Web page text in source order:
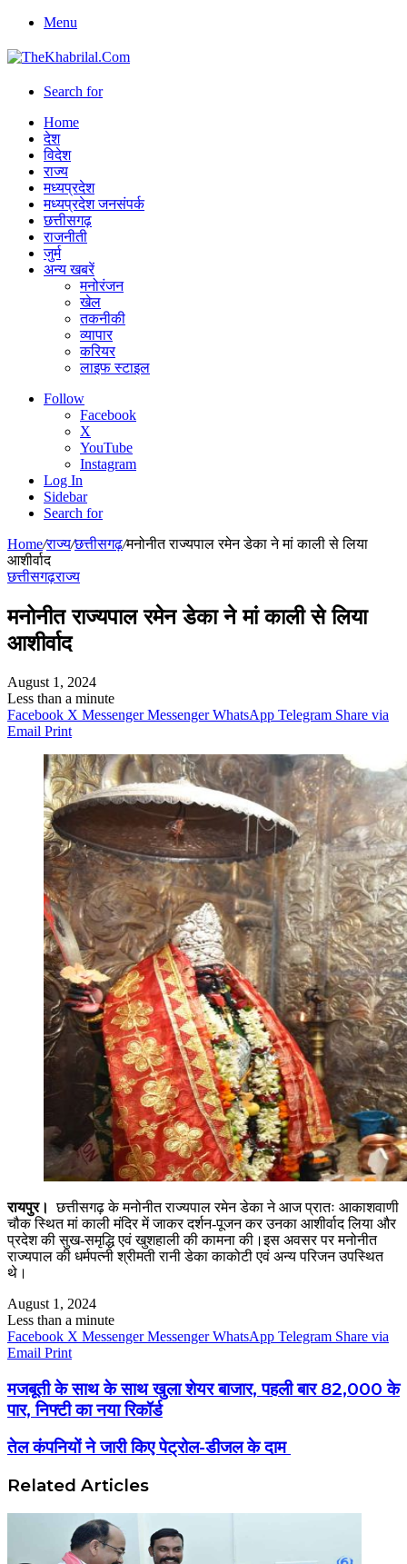
Menu
Search for
Home
देश
विदेश
राज्य
मध्यप्रदेश
मध्यप्रदेश जनसंपर्क
छत्तीसगढ़
राजनीती
जुर्म
अन्य खबरें
मनोरंजन
खेल
तकनीकी
व्यापार
करियर
लाइफ स्टाइल
Follow
Facebook
X
YouTube
Instagram
Log In
Sidebar
Search for
Home/राज्य/छत्तीसगढ़/मनोनीत राज्यपाल रमेन डेका ने मां काली से लिया
आशीर्वाद
छत्तीसगढ़राज्य
मनोनीत राज्यपाल रमेन डेका ने मां काली से लिया
आशीर्वाद
August 1, 2024
Less than a minute
Facebook X Messenger Messenger WhatsApp Telegram Share via
Email Print
रायपुर।छत्तीसगढ़ के मनोनीत राज्यपाल रमेन डेका ने आज प्रातः आकाशवाणी
चौक स्थित मां काली मंदिर में जाकर दर्शन-पूजन कर उनका आशीर्वाद लिया और
प्रदेश की सुख-समृद्धि एवं खुशहाली की कामना की।इस अवसर पर मनोनीत
राज्यपाल की धर्मपत्नी श्रीमती रानी डेका काकोटी एवं अन्य परिजन उपस्थित
थे।
August 1, 2024
Less than a minute
Facebook X Messenger Messenger WhatsApp Telegram Share via
Email Print
मजबूती के साथ के साथ खुला शेयर बाजार, पहली बार 82,000 के
पार, निफ्टी का नया रिकॉर्ड
तेल कंपनियों ने जारी किए पेट्रोल-डीजल के दाम
Related Articles